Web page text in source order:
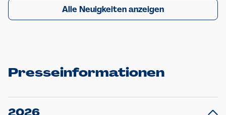
Alle Neuigkeiten anzeigen
Presseinformationen